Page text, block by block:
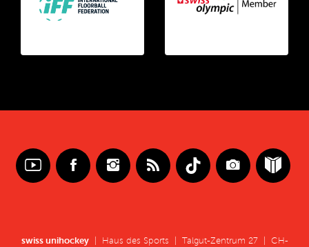
swiss unihockey| Haus des Sports | Talgut-Zentrum 27 | CH-